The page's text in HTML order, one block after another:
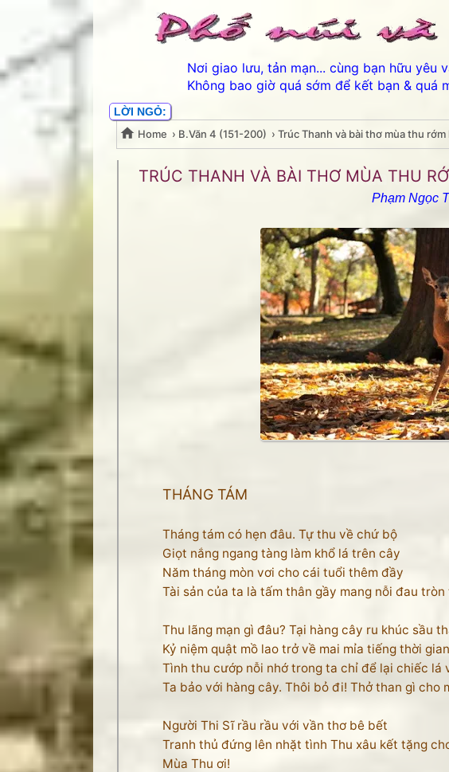
Nơi giao lưu, tản mạn... cùng bạn hữu yêu
Không bao giờ quá sớm để kết bạn & quá
LỜI NGỎ:
Home › B.Văn 4 (151-200) › Trúc Thanh và bài thơ mùa thu
Trúc Thanh và bài thơ mùa thu
TRÚC THANH VÀ BÀI THƠ MÙA THU
Phạm Ngọc
THÁNG TÁM
Tháng tám có hẹn đâu. Tự thu về chứ bộ
Giọt nắng ngang tàng làm khổ lá trên cây
Năm tháng mòn vơi cho cái tuổi thêm đầy
Tài sản của ta là tấm thân gầy mang nỗi đau tròn
Thu lãng mạn gì đâu? Tại hàng cây ru khúc sầu
Kỷ niệm quật mồ lao trở về mai mỉa tiếng thời gian
Tình thu cướp nỗi nhớ trong ta chỉ để lại chiếc lá
Ta bảo với hàng cây. Thôi bỏ đi! Thở than gì cho
Người Thi Sĩ rầu rầu với vần thơ bê bết
Tranh thủ đứng lên nhặt tình Thu xâu kết tặng
Mùa Thu ơi!